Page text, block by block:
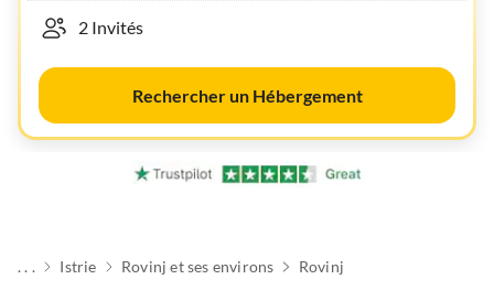
Rechercher un Hébergement
. . . Istrie Rovinj et ses environs Rovinj